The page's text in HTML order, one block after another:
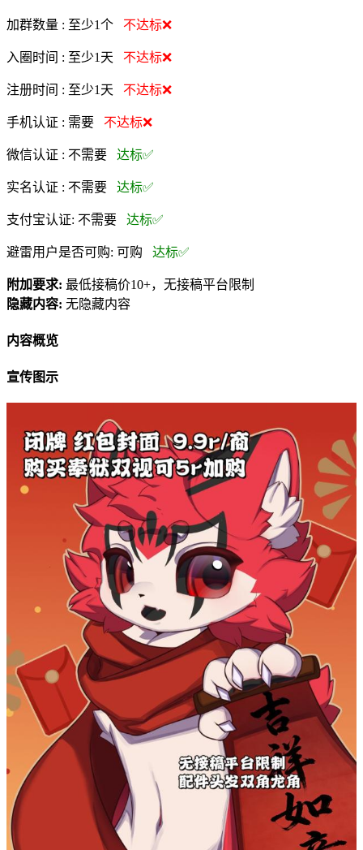
加群数量 : 至少1个 不达标❌
入圈时间 : 至少1天 不达标❌
注册时间 : 至少1天 不达标❌
手机认证 : 需要 不达标❌
微信认证 : 不需要 达标✅
实名认证 : 不需要 达标✅
支付宝认证: 不需要 达标✅
避雷用户是否可购: 可购 达标✅
附加要求: 最低接稿价10+，无接稿平台限制
隐藏内容: 无隐藏内容
内容概览
宣传图示